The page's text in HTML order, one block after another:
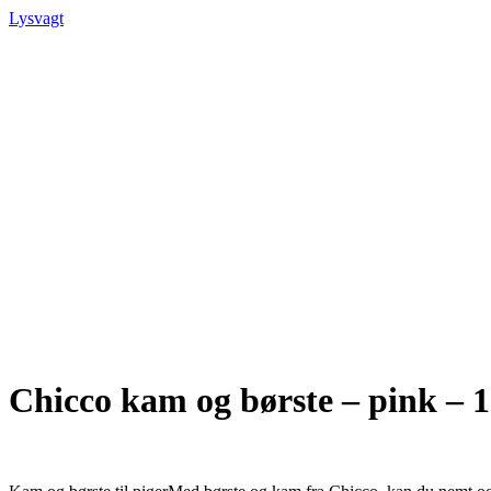
Lysvagt
Chicco kam og børste – pink –